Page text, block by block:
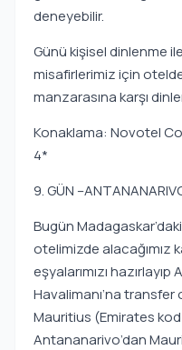
deneyebilir.
Günü kişisel dinlenme
misafirlerimiz için
manzarasına karşı
Konaklama: Novotel
4*
9. GÜN
Bugün
otelimizde alacağımız
eşyalarımızı
Havalimanı’na transfer
Mauritius (Emirates
Antananarivo’dan